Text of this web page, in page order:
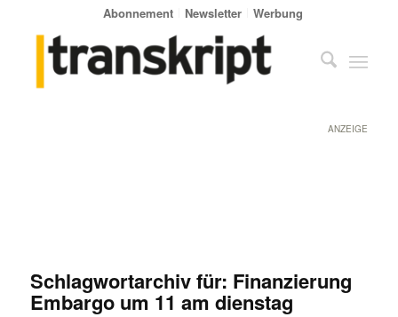
Abonnement Newsletter Werbung
ANZEIGE
Schlagwortarchiv für: Finanzierung
Embargo um 11 am dienstag